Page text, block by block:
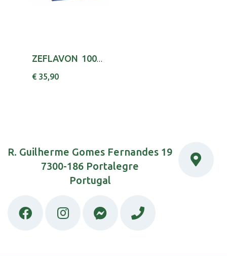
ZEFLAVON 1000 , 1000 MG BLISTER 60 UNIDADE(S)...
€ 35,90
R. Guilherme Gomes Fernandes 19
7300-186 Portalegre
Portugal